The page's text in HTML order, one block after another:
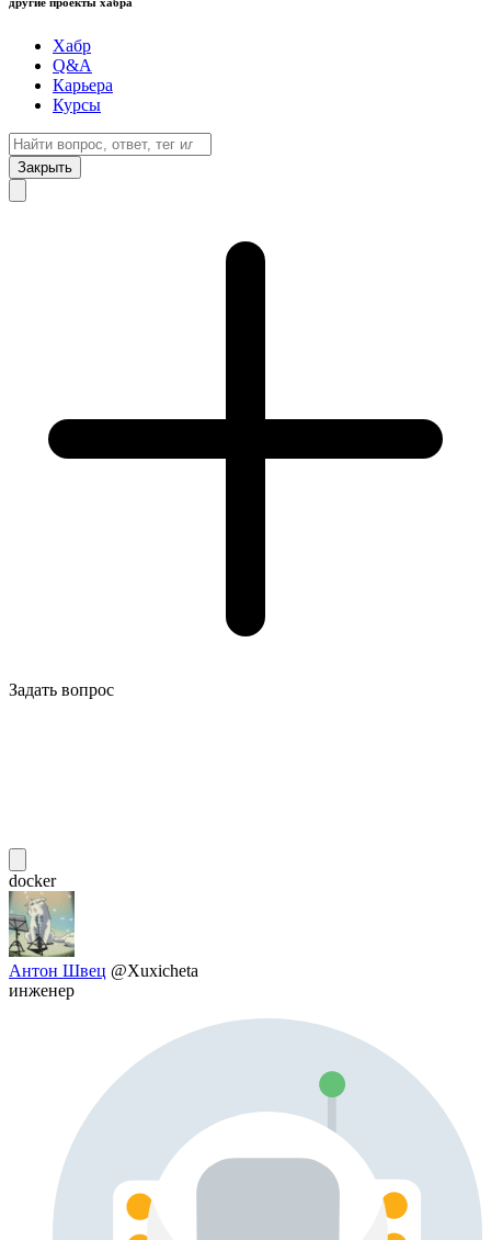
Хабр
Q&A
Карьера
Курсы
Закрыть
Задать вопрос
docker
Антон Швец @Xuxicheta
инженер